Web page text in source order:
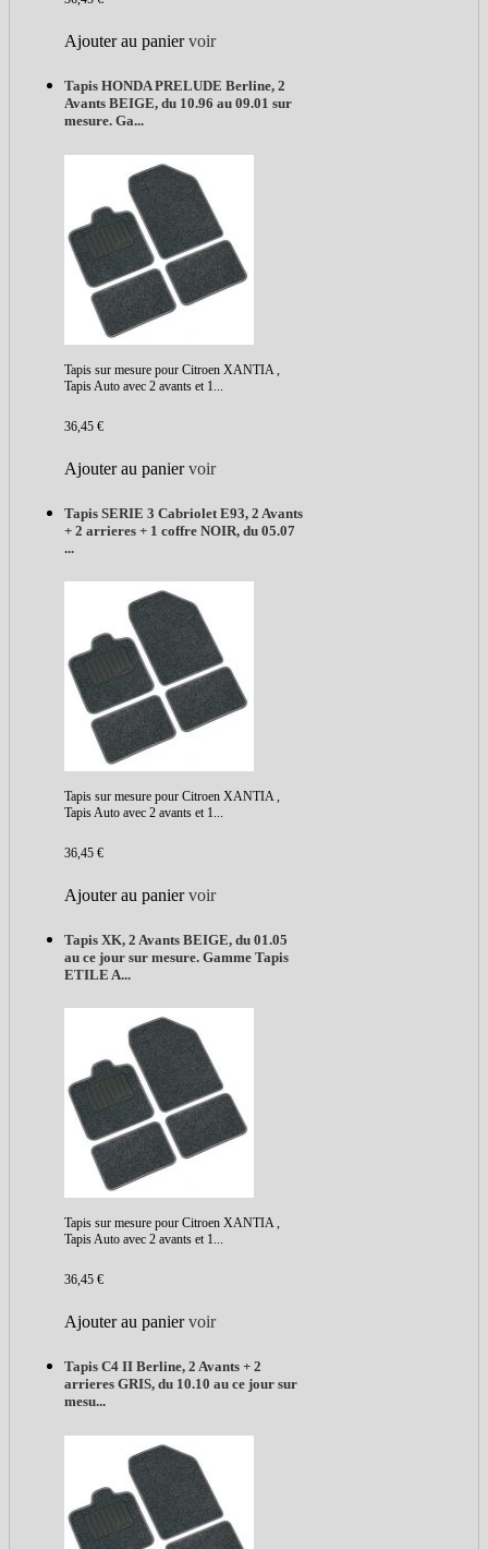
Ajouter au panier voir
Tapis HONDA PRELUDE Berline, 2
Avants BEIGE, du 10.96 au 09.01 sur
mesure. Ga...
Tapis sur mesure pour Citroen XANTIA ,
Tapis Auto avec 2 avants et 1...
36,45 €
Ajouter au panier voir
Tapis SERIE 3 Cabriolet E93, 2 Avants
+ 2 arrieres + 1 coffre NOIR, du 05.07
...
Tapis sur mesure pour Citroen XANTIA ,
Tapis Auto avec 2 avants et 1...
36,45 €
Ajouter au panier voir
Tapis XK, 2 Avants BEIGE, du 01.05
au ce jour sur mesure. Gamme Tapis
ETILE A...
Tapis sur mesure pour Citroen XANTIA ,
Tapis Auto avec 2 avants et 1...
36,45 €
Ajouter au panier voir
Tapis C4 II Berline, 2 Avants + 2
arrieres GRIS, du 10.10 au ce jour sur
mesu...